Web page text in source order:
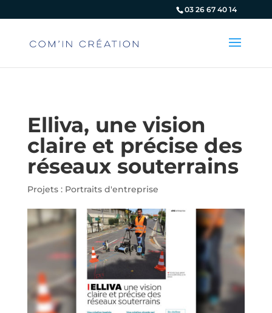
03 26 67 40 14
Elliva, une vision
claire et précise des
réseaux souterrains
Projets : Portraits d'entreprise